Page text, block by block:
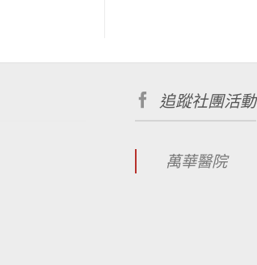
追蹤社團活動
萬華醫院